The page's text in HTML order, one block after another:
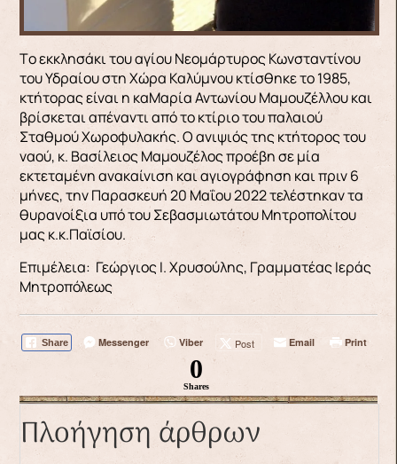
Tο εκκλησάκι του αγίου Νεομάρτυρος Κωνσταντίνου
του Υδραίου στη Χώρα Καλύμνου κτίσθηκε το 1985,
κτήτορας είναι η καΜαρία Αντωνίου Μαμουζέλλου και
βρίσκεται απέναντι από το κτίριο του παλαιού
Σταθμού Χωροφυλακής. Ο ανιψιός της κτήτορος του
ναού, κ. Βασίλειος Μαμουζέλος προέβη σε μία
εκτεταμένη ανακαίνιση και αγιογράφηση και πριν 6
μήνες, την Παρασκευή 20 Μαΐου 2022 τελέστηκαν τα
θυρανοίξια υπό του Σεβασμιωτάτου Μητροπολίτου
μας κ.κ.Παϊσίου.
Επιμέλεια: Γεώργιος Ι. Χρυσούλης, Γραμματέας Ιεράς
Μητροπόλεως
Share Messenger Viber Post Email Print
0
Shares
Πλοήγηση άρθρων